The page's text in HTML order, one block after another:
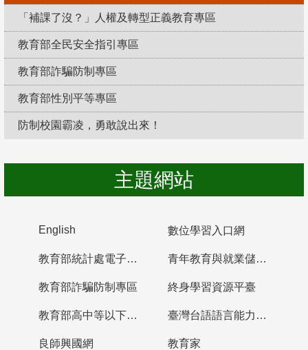
「補課了沒？」人權及轉型正義教育專區
教育部全民安全指引專區
教育部詐騙防制專區
教育部性別平等專區
防制校園霸凌，勇敢說出來！
主題網站
English 數位學習入口網
教育部統計處電子書櫃 青年教育與就業儲蓄帳戶
教育部詐騙防制專區 終身學習資源平臺
教育部高中等以下學校及幼兒園教師資格檢定考試 臺灣台語語言能力認證網站
良師興國網
教育家